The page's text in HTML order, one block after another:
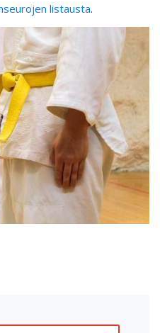
listausta.